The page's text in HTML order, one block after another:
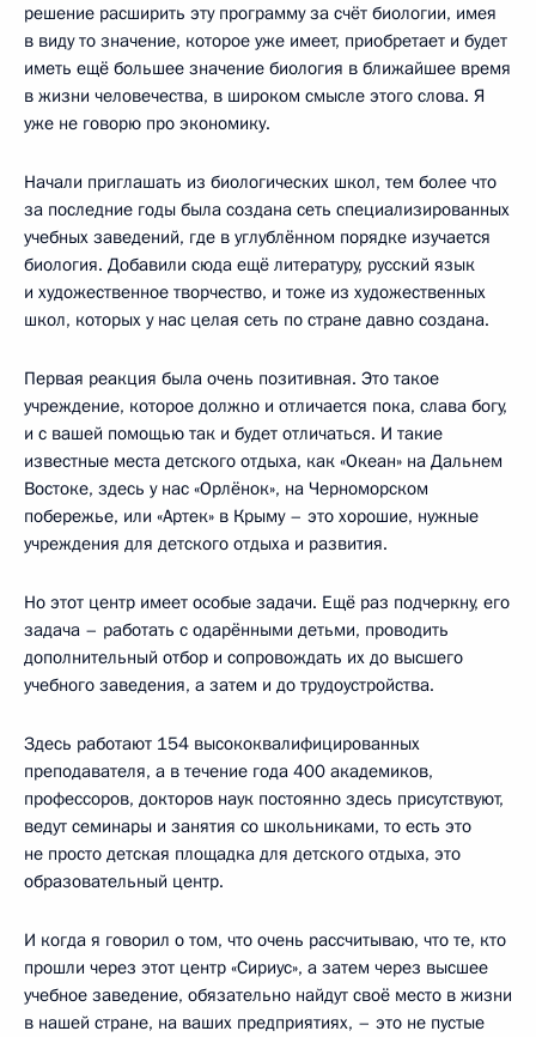
решение расширить эту программу за счёт биологии, имея
в виду то значение, которое уже имеет, приобретает и будет
иметь ещё большее значение биология в ближайшее время
в жизни человечества, в широком смысле этого слова. Я
уже не говорю про экономику.
Начали приглашать из биологических школ, тем более что
за последние годы была создана сеть специализированных
учебных заведений, где в углублённом порядке изучается
биология. Добавили сюда ещё литературу, русский язык
и художественное творчество, и тоже из художественных
школ, которых у нас целая сеть по стране давно создана.
Первая реакция была очень позитивная. Это такое
учреждение, которое должно и отличается пока, слава богу,
и с вашей помощью так и будет отличаться. И такие
известные места детского отдыха, как «Океан» на Дальнем
Востоке, здесь у нас «Орлёнок», на Черноморском
побережье, или «Артек» в Крыму – это хорошие, нужные
учреждения для детского отдыха и развития.
Но этот центр имеет особые задачи. Ещё раз подчеркну, его
задача – работать с одарёнными детьми, проводить
дополнительный отбор и сопровождать их до высшего
учебного заведения, а затем и до трудоустройства.
Здесь работают 154 высококвалифицированных
преподавателя, а в течение года 400 академиков,
профессоров, докторов наук постоянно здесь присутствуют,
ведут семинары и занятия со школьниками, то есть это
не просто детская площадка для детского отдыха, это
образовательный центр.
И когда я говорил о том, что очень рассчитываю, что те, кто
прошли через этот центр «Сириус», а затем через высшее
учебное заведение, обязательно найдут своё место в жизни
в нашей стране, на ваших предприятиях, – это не пустые